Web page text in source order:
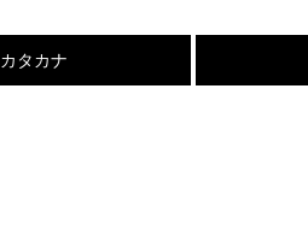
カタカナ